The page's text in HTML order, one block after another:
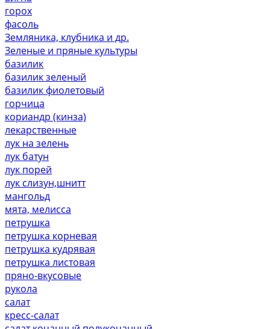
горох
фасоль
Земляника, клубника и др.
Зеленые и пряные культуры
базилик
базилик зеленый
базилик фиолетовый
горчица
кориандр (кинза)
лекарственные
лук на зелень
лук батун
лук порей
лук слизун,шнитт
мангольд
мята, мелисса
петрушка
петрушка корневая
петрушка кудрявая
петрушка листовая
пряно-вкусовые
рукола
салат
кресс-салат